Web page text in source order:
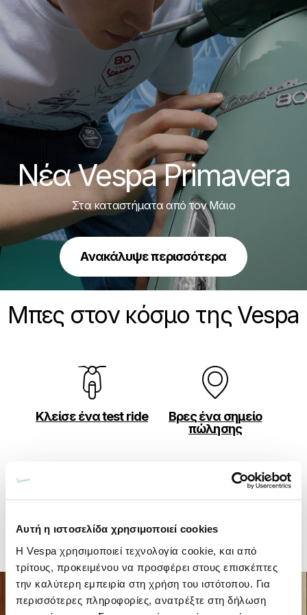
Αυτή η ιστοσελίδα χρησιμοποιεί cookies
Η Vespa χρησιμοποιεί τεχνολογία cookie, και από
τρίτους, προκειμένου να προσφέρει στους επισκέπτες
την καλύτερη εμπειρία στη χρήση του ιστότοπου. Για
περισσότερες πληροφορίες, ανατρέξτε στη δήλωση
Νέα Vespa Primavera
Στα καταστήματα από τον Μάιο
Ανακάλυψε περισσότερα
Μπες στον κόσμο της Vespa
Κλείσε ένα test ride
Βρες ένα σημείο
πώλησης
δική σου Vespa
ραντεβού